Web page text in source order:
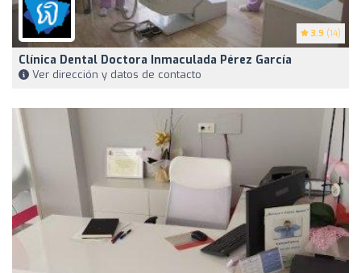
3.9 (14)
Clínica Dental Doctora Inmaculada Pérez García
Ver dirección y datos de contacto